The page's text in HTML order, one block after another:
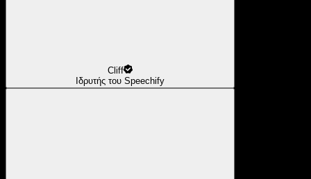
Cliff
Ιδρυτής του Speechify